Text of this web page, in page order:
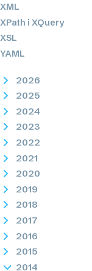
XML
XPath i XQuery
XSL
YAML
2026
2025
2024
2023
2022
2021
2020
2019
2018
2017
2016
2015
2014